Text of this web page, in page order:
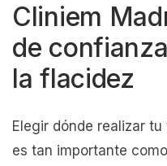
Cliniem
de
la flacidez
Elegir dónde realizar
es tan importante